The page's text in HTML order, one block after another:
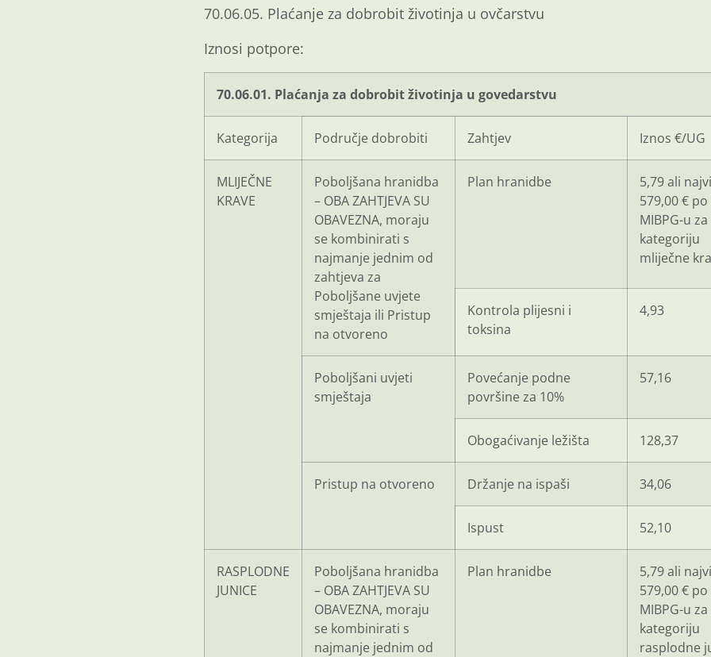
70.06.05. Plaćanje za dobrobit životinja u ovčarstvu
Iznosi potpore:
70.06.01. Plaćanja za dobrobit životinja u govedarstvu
Kategorija Područje dobrobiti Zahtjev Iznos €/UG
MLIJEČNE
KRAVE
Poboljšana hranidba
– OBA ZAHTJEVA SU
OBAVEZNA, moraju
se kombinirati s
najmanje jednim od
zahtjeva za
Poboljšane uvjete
smještaja ili Pristup
na otvoreno
Plan hranidbe
5,79 ali
579,00 € po
MIBPG-u za
kategoriju
mliječne
Kontrola plijesni i
toksina
4,93
Poboljšani uvjeti
smještaja
Povećanje podne
površine za 10%
57,16
Obogaćivanje ležišta 128,37
Pristup na otvoreno Držanje na ispaši 34,06
Ispust 52,10
RASPLODNE
JUNICE
Poboljšana hranidba
– OBA ZAHTJEVA SU
OBAVEZNA, moraju
se kombinirati s
najmanje jednim od
Plan hranidbe
5,79 ali
579,00 € po
MIBPG-u za
kategoriju
rasplodne